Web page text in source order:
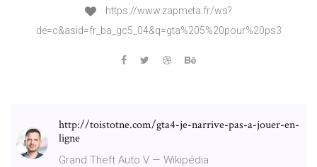
https://www.zapmeta.fr/ws?
de=c&asid=fr_ba_gc5_04&q=gta%205%20pour%20ps3
http://toistotne.com/gta4-je-narrive-pas-a-jouer-en-
ligne
Grand Theft Auto V — Wikipédia